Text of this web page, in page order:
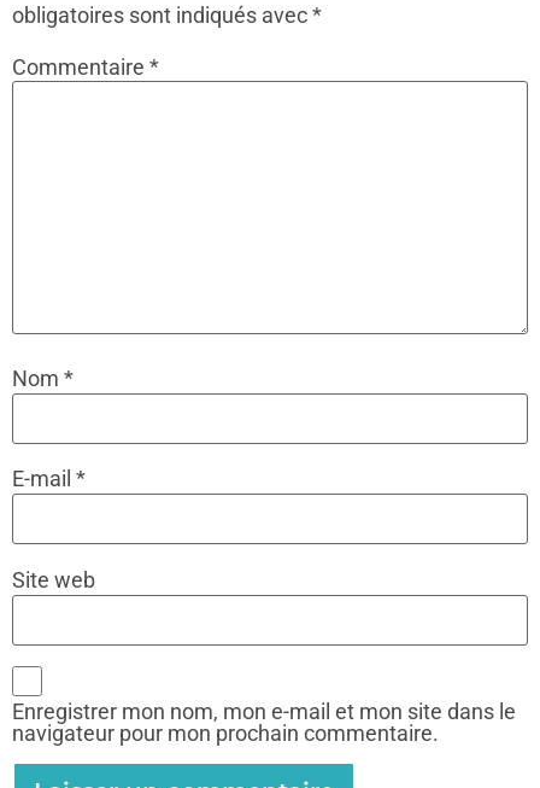
obligatoires sont indiqués avec*
Commentaire *
Nom *
E-mail *
Site web
Enregistrer mon nom, mon e-mail et mon site dans le
navigateur pour mon prochain commentaire.